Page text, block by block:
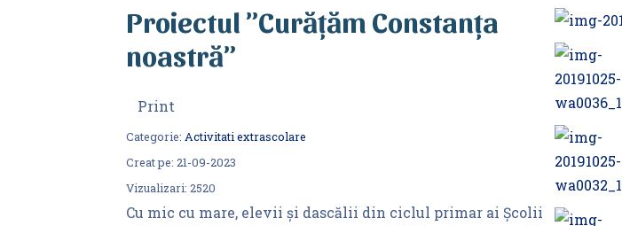
Proiectul ”Curățăm Constanța
noastră”
Print
Categorie: Activitati extrascolare
Creat pe: 21-09-2023
Vizualizari: 2520
Cu mic cu mare, elevii și dascălii din ciclul primar ai Școlii